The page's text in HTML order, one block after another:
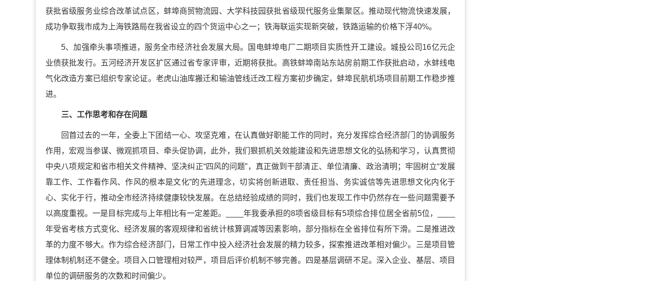
获批省级服务业综合改革试点区，蚌埠商贸物流园、大学科技园获批省级现代服务业集聚区。推动现代物流快速发展，
成功争取我市成为上海铁路局在我省设立的四个货运中心之一；铁海联运实现新突破，铁路运输的价格下浮40%。
5、加强牵头事项推进，服务全市经济社会发展大局。国电蚌埠电厂二期项目实质性开工建设。城投公司16亿元企
业债获批发行。五河经济开发区扩区通过省专家评审，近期将获批。高铁蚌埠南站东站房前期工作获批启动，水蚌线电
气化改造方案已组织专家论证。老虎山油库搬迁和输油管线迁改工程方案初步确定，蚌埠民航机场项目前期工作稳步推
进。
三、工作思考和存在问题
回首过去的一年，全委上下团结一心、攻坚克难，在认真做好职能工作的同时，充分发挥综合经济部门的协调服务
作用，宏观当参谋、微观抓项目、牵头促协调，此外，我们狠抓机关效能建设和先进思想文化的弘扬和学习，认真贯彻
中央八项规定和省市相关文件精神、坚决纠正“四风的问题”，真正做到干部清正、单位清廉、政治清明；牢固树立“发展
靠工作、工作看作风、作风的根本是文化”的先进理念，切实将创新进取、责任担当、务实诚信等先进思想文化内化于
心、实化于行，推动全市经济持续健康较快发展。在总结经验成绩的同时，我们也发现工作中仍然存在一些问题需要予
以高度重视。一是目标完成与上年相比有一定差距。____年我委承担的8项省级目标有5项综合排位居全省前5位，____
年受省考核方式变化、经济发展的客观规律和省统计核算调减等因素影响，部分指标在全省排位有所下滑。二是推进改
革的力度不够大。作为综合经济部门，日常工作中投入经济社会发展的精力较多，探索推进改革相对偏少。三是项目管
理体制机制还不健全。项目入口管理相对较严，项目后评价机制不够完善。四是基层调研不足。深入企业、基层、项目
单位的调研服务的次数和时间偏少。